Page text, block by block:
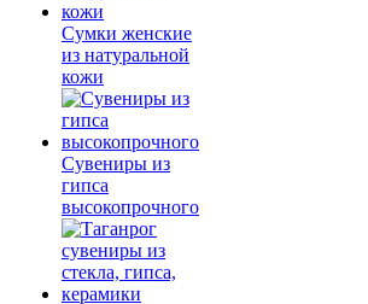
Сумки женские
из натуральной
кожи
Сувениры из
гипса
высокопрочного